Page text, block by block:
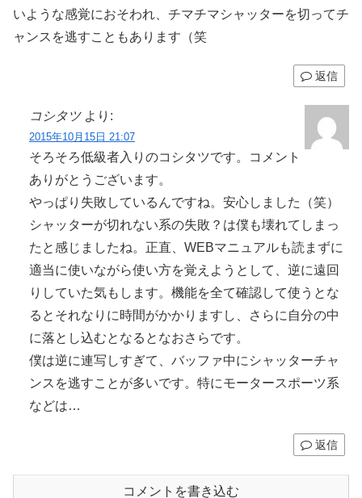
いような感覚におそわれ、チマチマシャッターを切ってチ
ャンスを逃すこともあります（笑
返信
コシタツ より:
2015年10月15日 21:07
そろそろ低級者入りのコシタツです。コメント
ありがとうございます。
やっぱり失敗しているんですね。安心しました（笑）
シャッターが切れない系の失敗？は僕も壊れてしまっ
たと感じましたね。正直、WEBマニュアルも読まずに
適当に使いながら使い方を覚えようとして、逆に遠回
りしていた気もします。機能を全て確認して使うとな
るとそれなりに時間がかかりますし、さらに自分の中
に落とし込むとなるとなおさらです。
僕は逆に連写しすぎて、バッファ中にシャッターチャ
ンスを逃すことが多いです。特にモータースポーツ系
などは…
返信
コメントを書き込む